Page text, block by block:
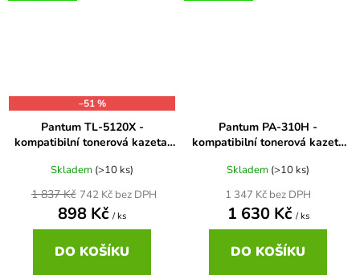
–51 %
Pantum TL-5120X -
kompatibilní tonerová kazeta,
Skladem (>10 ks)
742 Kč bez DPH
898 Kč / ks
1 837 Kč
DO KOŠÍKU
Pantum PA-310H -
kompatibilní tonerová kazeta
Skladem (>10 ks)
1 347 Kč bez DPH
1 630 Kč / ks
DO KOŠÍKU